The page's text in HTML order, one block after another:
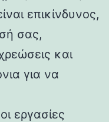
επικίνδυνος,
σας,
και
για να
εργασίες